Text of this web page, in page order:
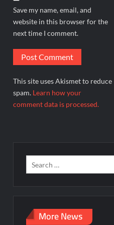
Save my name, email, and
website in this browser for the
next time I comment.
This site uses Akismet to reduce
spam. Learn how your
comment data is processed.
More News